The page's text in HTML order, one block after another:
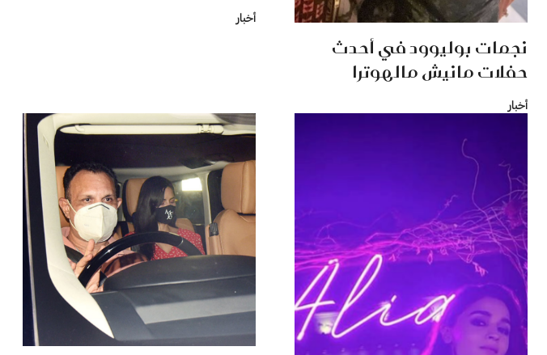
نجمات بوليوود في أحدث
حفلات مانيش مالهوترا
أخبار
أخبار